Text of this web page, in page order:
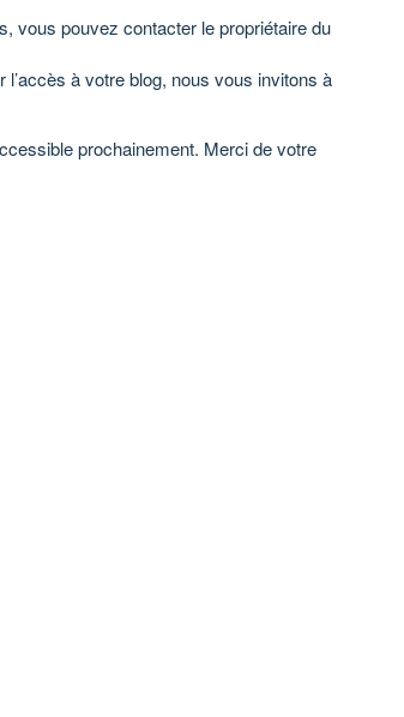
vous pouvez contacter le propriétaire du
l’accès à votre blog, nous vous invitons à
prochainement. Merci de votre